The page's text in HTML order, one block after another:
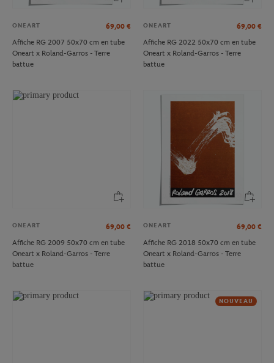
ONEART 69,00 €
Affiche RG 2007 50x70 cm en tube
Oneart x Roland-Garros - Terre
battue
ONEART 69,00 €
Affiche RG 2022 50x70 cm en tube
Oneart x Roland-Garros - Terre
battue
ONEART 69,00 €
Affiche RG 2009 50x70 cm en tube
Oneart x Roland-Garros - Terre
battue
ONEART 69,00 €
Affiche RG 2018 50x70 cm en tube
Oneart x Roland-Garros - Terre
battue
NOUVEAU